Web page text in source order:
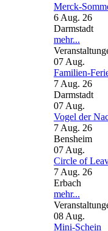
Merck-
6 Aug. 26
Darmstadt
mehr...
07 Aug.
Familien-
7 Aug. 26
Darmstadt
07 Aug.
Vogel der
7 Aug. 26
Bensheim
07 Aug.
Circle of
7 Aug. 26
Erbach
mehr...
08 Aug.
Mini-Schein